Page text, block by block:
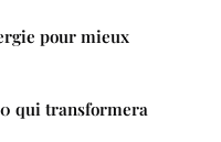
pour mieux
qui transformera